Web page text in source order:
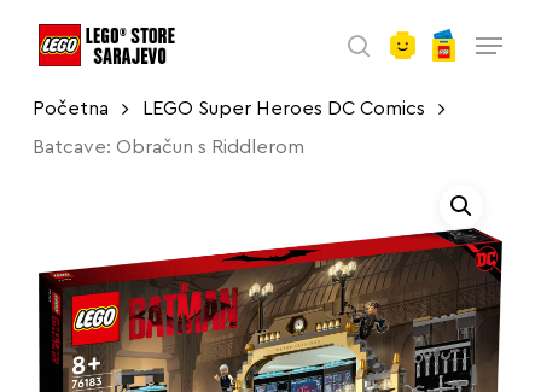
search
Početna LEGO Super Heroes DC Comics
Batcave: Obračun s Riddlerom